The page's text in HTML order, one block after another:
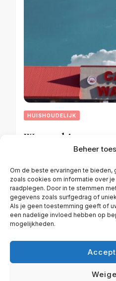
Beheer
Om de beste ervaringen te bieden,
zoals cookies om informatie over
raadplegen. Door in te stemmen
gegevens zoals surfgedrag of
Als je geen toestemming geeft of
een nadelige invloed hebben op
mogelijkheden.
HUISHOUDELIJK
Wasmachine
het met kWh in
MAART 19, 2026
DISCLAIMER